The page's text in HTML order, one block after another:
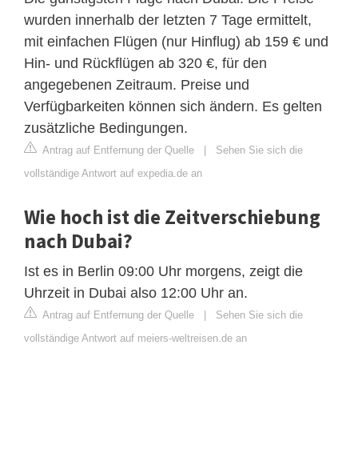
wurden innerhalb der letzten 7 Tage ermittelt,
mit einfachen Flügen (nur Hinflug) ab 159 € und
Hin- und Rückflügen ab 320 €, für den
angegebenen Zeitraum. Preise und
Verfügbarkeiten können sich ändern. Es gelten
zusätzliche Bedingungen.
Antrag auf Entfernung der Quelle | Sehen Sie sich die
vollständige Antwort auf expedia.de an
Wie hoch ist die Zeitverschiebung
nach Dubai?
Ist es in Berlin 09:00 Uhr morgens, zeigt die
Uhrzeit in Dubai also 12:00 Uhr an.
Antrag auf Entfernung der Quelle | Sehen Sie sich die
vollständige Antwort auf meiers-weltreisen.de an